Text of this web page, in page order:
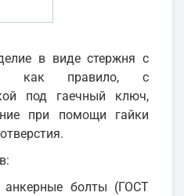
в виде стержня с
как правило, с
под гаечный ключ,
при помощи гайки
болты (ГОСТ